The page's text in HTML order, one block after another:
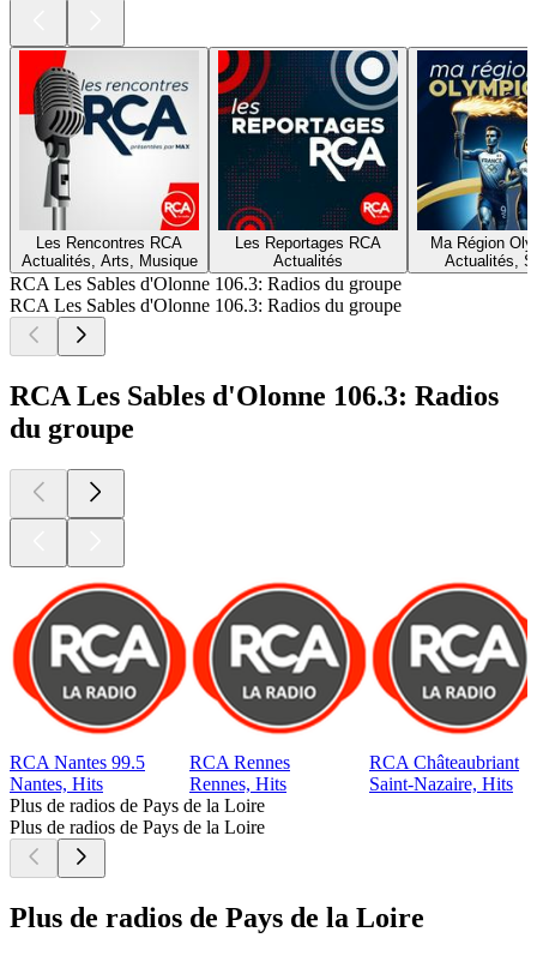
Les Rencontres RCA
Actualités, Arts, Musique
Les Reportages RCA
Actualités
Ma Région
Actualités,
RCA Les Sables d'Olonne 106.3: Radios du groupe
RCA Les Sables d'Olonne 106.3: Radios du groupe
RCA Les Sables d'Olonne 106.3: Radios
du groupe
RCA Nantes 99.5
Nantes, Hits
RCA Rennes
Rennes, Hits
RCA Châteaubriant
Saint-Nazaire, Hits
Plus de radios de Pays de la Loire
Plus de radios de Pays de la Loire
Plus de radios de Pays de la Loire